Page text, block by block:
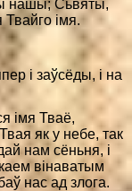
нашы; Сьвяты,
імя.
і заўсёды, і на
імя Тваё,
як у небе, так
нам сёньня, і
вінаватым
нас ад злога.